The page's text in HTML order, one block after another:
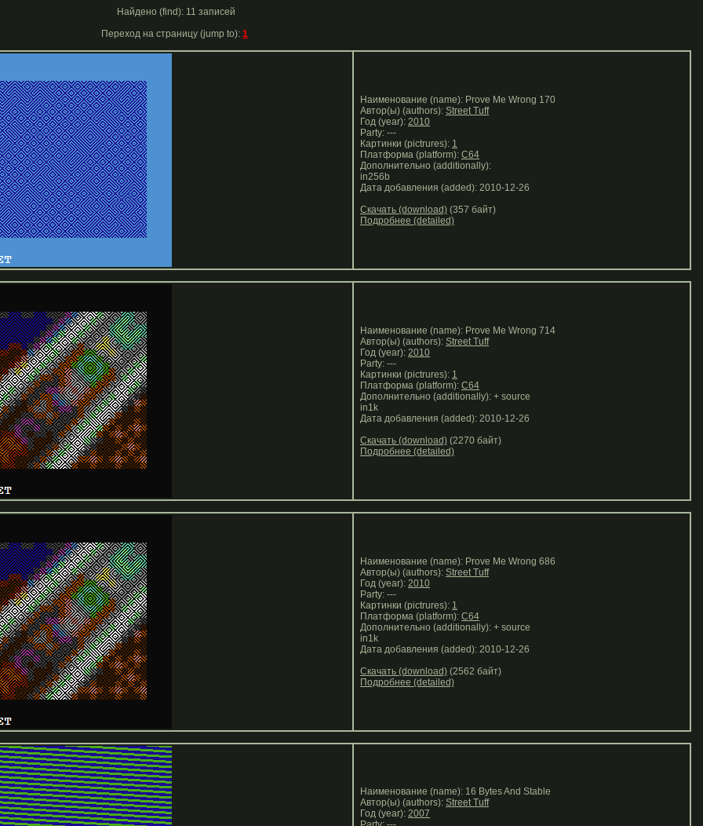
Найдено (find): 11 записей
Переход на страницу (jump to): 1
Наименование (name): Prove Me Wrong 170
Автор(ы) (authors): Street Tuff
Год (year): 2010
Party: ---
Картинки (pictrures): 1
Платформа (platform): C64
Дополнительно (additionally):
in256b
Дата добавления (added): 2010-12-26
Скачать (download) (357 байт)
Подробнее (detailed)
Наименование (name): Prove Me Wrong 714
Автор(ы) (authors): Street Tuff
Год (year): 2010
Party: ---
Картинки (pictrures): 1
Платформа (platform): C64
Дополнительно (additionally): + source
in1k
Дата добавления (added): 2010-12-26
Скачать (download) (2270 байт)
Подробнее (detailed)
Наименование (name): Prove Me Wrong 686
Автор(ы) (authors): Street Tuff
Год (year): 2010
Party: ---
Картинки (pictrures): 1
Платформа (platform): C64
Дополнительно (additionally): + source
in1k
Дата добавления (added): 2010-12-26
Скачать (download) (2562 байт)
Подробнее (detailed)
Наименование (name): 16 Bytes And Stable
Автор(ы) (authors): Street Tuff
Год (year): 2007